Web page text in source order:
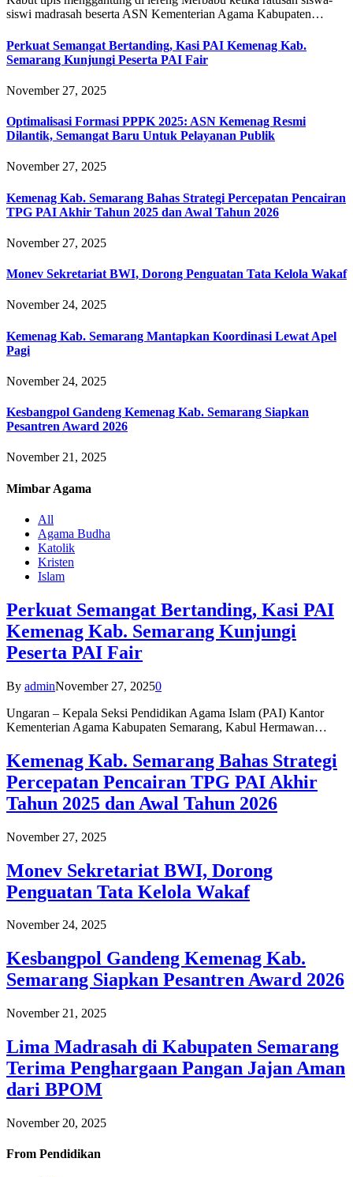
siswi madrasah beserta ASN Kementerian Agama Kabupaten…
Perkuat Semangat Bertanding, Kasi PAI Kemenag Kab.
Semarang Kunjungi Peserta PAI Fair
November 27, 2025
Optimalisasi Formasi PPPK 2025: ASN Kemenag Resmi
Dilantik, Semangat Baru Untuk Pelayanan Publik
November 27, 2025
Kemenag Kab. Semarang Bahas Strategi Percepatan Pencairan
TPG PAI Akhir Tahun 2025 dan Awal Tahun 2026
November 27, 2025
Monev Sekretariat BWI, Dorong Penguatan Tata Kelola Wakaf
November 24, 2025
Kemenag Kab. Semarang Mantapkan Koordinasi Lewat Apel
Pagi
November 24, 2025
Kesbangpol Gandeng Kemenag Kab. Semarang Siapkan
Pesantren Award 2026
November 21, 2025
Mimbar Agama
All
Agama Budha
Katolik
Kristen
Islam
Perkuat Semangat Bertanding, Kasi PAI
Kemenag Kab. Semarang Kunjungi
Peserta PAI Fair
By adminNovember 27, 20250
Ungaran – Kepala Seksi Pendidikan Agama Islam (PAI) Kantor
Kementerian Agama Kabupaten Semarang, Kabul Hermawan…
Kemenag Kab. Semarang Bahas Strategi
Percepatan Pencairan TPG PAI Akhir
Tahun 2025 dan Awal Tahun 2026
November 27, 2025
Monev Sekretariat BWI, Dorong
Penguatan Tata Kelola Wakaf
November 24, 2025
Kesbangpol Gandeng Kemenag Kab.
Semarang Siapkan Pesantren Award 2026
November 21, 2025
Lima Madrasah di Kabupaten Semarang
Terima Penghargaan Pangan Jajan Aman
dari BPOM
November 20, 2025
From Pendidikan